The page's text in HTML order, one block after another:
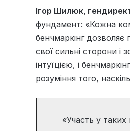
Ігор Шилюк,
фундамент: «Кожна
бенчмаркінг дозволяє
свої сильні сторони і
інтуїцією, і
розуміння того,
«Участь у